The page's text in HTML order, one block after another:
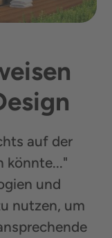
auf der
könnte..."
und
nutzen, um